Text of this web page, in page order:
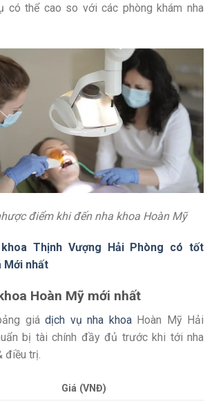
có thể cao so với các phòng khám nha
điểm khi đến nha khoa Hoàn Mỹ
khoa Thịnh Vượng Hải Phòng có tốt
Mới nhất
Hoàn Mỹ mới nhất
giádịch vụ nha khoaHoàn Mỹ Hải
bị tài chính đầy đủ trước khi tới nha
điều trị.
Giá (VNĐ)